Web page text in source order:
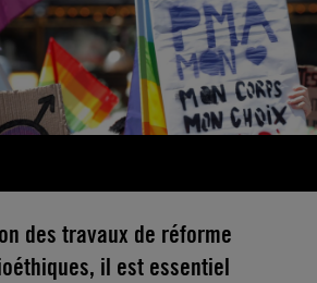
des travaux de réforme
il est essentiel